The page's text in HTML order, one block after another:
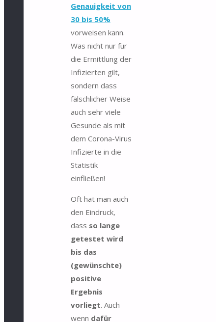
Genauigkeit von
30 bis 50%
vorweisen kann.
Was nicht nur für
die Ermittlung der
Infizierten gilt,
sondern dass
fälschlicher Weise
auch sehr viele
Gesunde als mit
dem Corona-Virus
Infizierte in die
Statistik
einfließen!
Oft hat man auch
den Eindruck,
dass so lange
getestet wird
bis das
(gewünschte)
positive
Ergebnis
vorliegt. Auch
wenn dafür